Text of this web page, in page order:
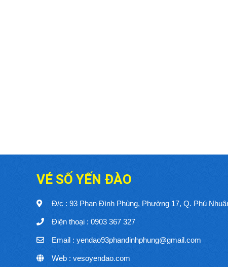
VÉ SỐ YẾN ĐÀO
Đ/c : 93 Phan Đình Phùng, Phường 17, Q. Phú
Điện thoại : 0903 367 327
Email : yendao93phandinhphung@gmail.com
Web : vesoyendao.com